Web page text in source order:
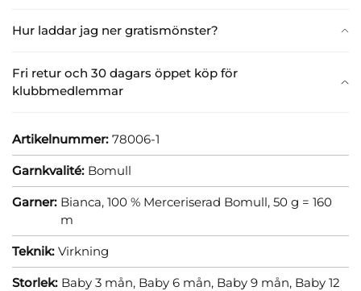
Hur laddar jag ner gratismönster?
Fri retur och 30 dagars öppet köp för
klubbmedlemmar
Artikelnummer: 78006-1
Garnkvalité: Bomull
Garner: Bianca, 100 % Merceriserad Bomull, 50 g = 160
m
Teknik: Virkning
Storlek: Baby 3 mån, Baby 6 mån, Baby 9 mån, Baby 12